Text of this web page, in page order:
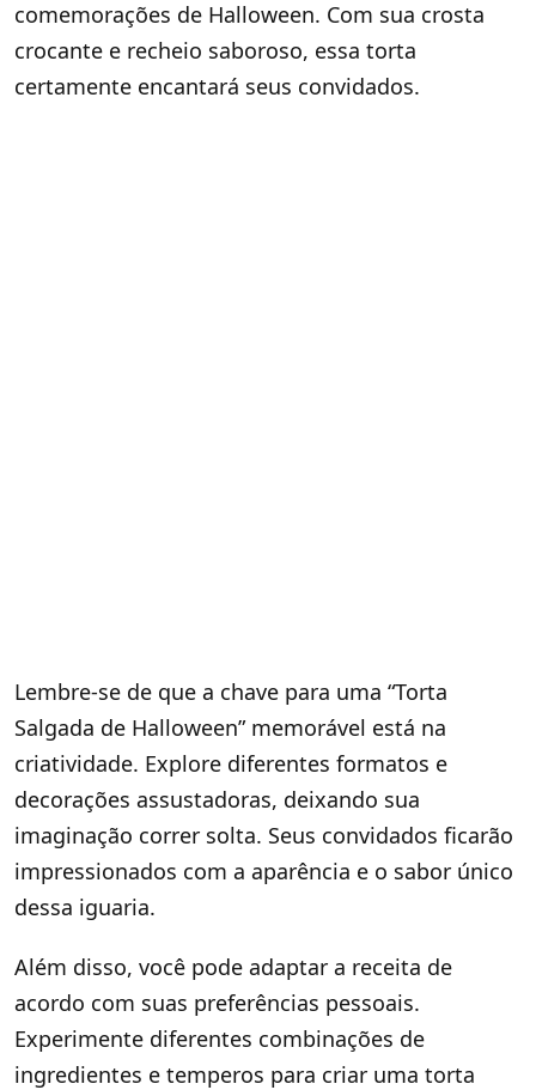
comemorações de Halloween. Com sua crosta
crocante e recheio saboroso, essa torta
certamente encantará seus convidados.
Lembre-se de que a chave para uma “Torta
Salgada de Halloween” memorável está na
criatividade. Explore diferentes formatos e
decorações assustadoras, deixando sua
imaginação correr solta. Seus convidados ficarão
impressionados com a aparência e o sabor único
dessa iguaria.
Além disso, você pode adaptar a receita de
acordo com suas preferências pessoais.
Experimente diferentes combinações de
ingredientes e temperos para criar uma torta